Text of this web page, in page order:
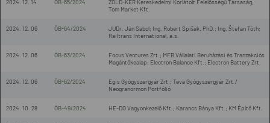
2024. 12. 14 ÖB-65/2024
ZÖLD-KER Kereskedelmi Korlátolt Felelősségű Társaság;
Tom Market Kft.
2024. 12. 06 ÖB-64/2024
JUDr. Ján Sabol; Ing. Robert Spišák, PhD.; Ing. Štefan Tóth;
Railtrans International, a.s.
2024. 12. 06 ÖB-63/2024
Focus Ventures Zrt.; MFB Vállalati Beruházási és Tranzakciós
Magántőkealap; Electron Balance Kft.; Electron Battery Zrt.
2024. 12. 06 ÖB-62/2024
Egis Gyógyszergyár Zrt.; Teva Gyógyszergyár Zrt./
Neogranormon Portfólió
2024. 10. 28 ÖB-49/2024 HE-DO Vagyonkezelő Kft.; Karancs Bánya Kft.; KM Építő Kft.